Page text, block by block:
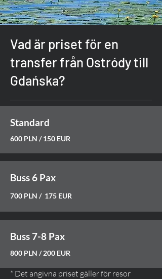
Vad är priset för en
transfer från Ostródy till
Gdańska?
Standard
600 PLN / 150 EUR
Buss 6 Pax
700 PLN / 175 EUR
Buss 7-8 Pax
800 PLN / 200 EUR
* Det angivna priset gäller för resor